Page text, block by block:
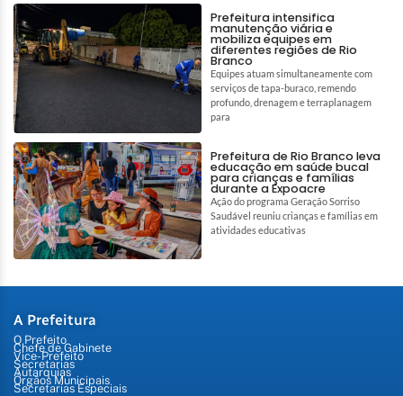
Prefeitura intensifica
manutenção viária e
mobiliza equipes em
diferentes regiões de Rio
Branco
Equipes atuam simultaneamente com
serviços de tapa-buraco, remendo
profundo, drenagem e terraplanagem
para
Prefeitura de Rio Branco leva
educação em saúde bucal
para crianças e famílias
durante a Expoacre
Ação do programa Geração Sorriso
Saudável reuniu crianças e famílias em
atividades educativas
A Prefeitura
O Prefeito
Chefe de Gabinete
Vice-Prefeito
Secretarias
Autarquias
Órgãos Municipais
Secretarias Especiais